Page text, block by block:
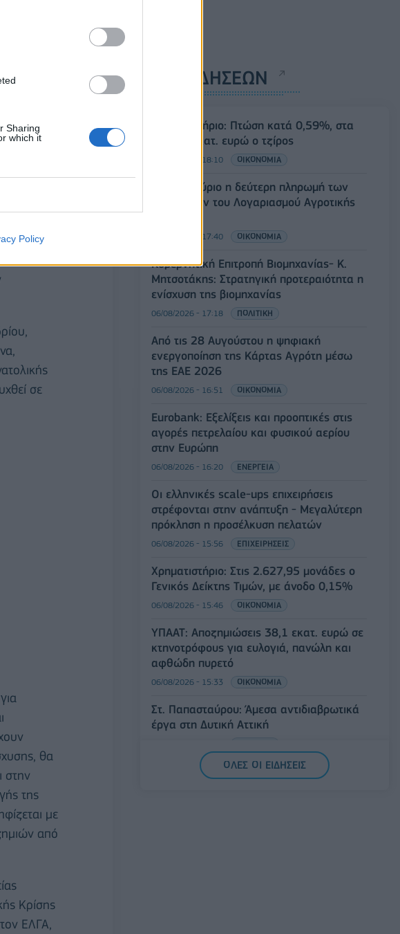
Sharing
which it
Policy
4
σε
θα
στην
της
με
από
Κρίσης
ΕΛΓΑ,
ΡΟΗ ΕΙΔΗΣΕΩΝ
Χρηματιστήριο: Πτώση κατά 0,59%, στα
320,42 εκατ. ευρώ ο τζίρος
06/08/2026 - 18:10 ΟΙΚΟΝΟΜΙΑ
ΟΠΕΚΑ: Αύριο η δεύτερη πληρωμή των
δικαιούχων του Λογαριασμού Αγροτικής
06/08/2026 - 17:40 ΟΙΚΟΝΟΜΙΑ
Κυβερνητική Επιτροπή Βιομηχανίας- Κ.
Μητσοτάκης: Στρατηγική προτεραιότητα η
ενίσχυση της βιομηχανίας
06/08/2026 - 17:18 ΠΟΛΙΤΙΚΗ
Από τις 28 Αυγούστου η ψηφιακή
ενεργοποίηση της Κάρτας Αγρότη μέσω
της ΕΑΕ 2026
06/08/2026 - 16:51 ΟΙΚΟΝΟΜΙΑ
Eurobank: Εξελίξεις και προοπτικές στις
αγορές πετρελαίου και φυσικού αερίου
στην Ευρώπη
06/08/2026 - 16:20 ΕΝΕΡΓΕΙΑ
Οι ελληνικές scale-ups επιχειρήσεις
στρέφονται στην ανάπτυξη - Μεγαλύτερη
πρόκληση η προσέλκυση πελατών
06/08/2026 - 15:56 ΕΠΙΧΕΙΡΗΣΕΙΣ
Χρηματιστήριο: Στις 2.627,95 μονάδες ο
Γενικός Δείκτης Τιμών, με άνοδο 0,15%
06/08/2026 - 15:46 ΟΙΚΟΝΟΜΙΑ
ΥΠΑΑΤ: Αποζημιώσεις 38,1 εκατ. ευρώ σε
κτηνοτρόφους για ευλογιά, πανώλη και
αφθώδη πυρετό
06/08/2026 - 15:33 ΟΙΚΟΝΟΜΙΑ
Στ. Παπασταύρου: Άμεσα αντιδιαβρωτικά
έργα στη Δυτική Αττική
Συνάλλαγμα: Το ευρώ υποχωρεί κατά
ΟΛΕΣ ΟΙ ΕΙΔΗΣΕΙΣ